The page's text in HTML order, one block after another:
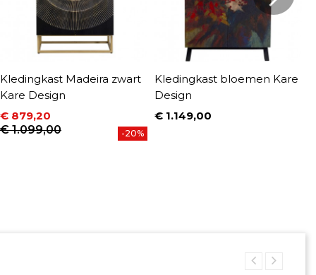
Kledingkast Madeira zwart
Kare Design
Prijs
€ 879,20
Normale prijs
€ 1.099,00 -20%
Kledingkast bloemen Kare
Design
Prijs
€ 1.149,00